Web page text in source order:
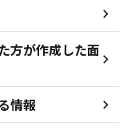
方が作成した面
情報